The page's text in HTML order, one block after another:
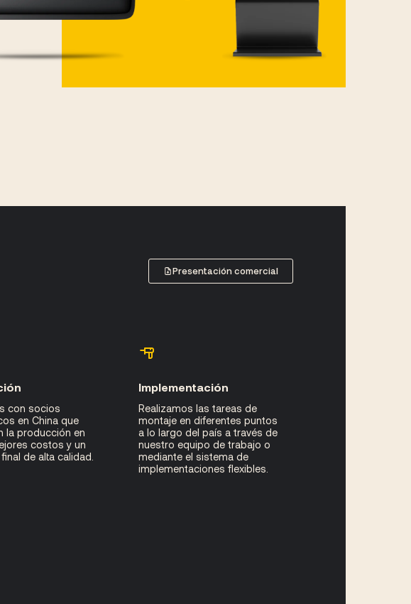
Presentación comercial
con socios
en China que
la producción en
costos y un
de alta calidad.
Implementación
Realizamos las tareas de
montaje en diferentes puntos
a lo largo del país a través de
nuestro equipo de trabajo o
mediante el sistema de
implementaciones flexibles.